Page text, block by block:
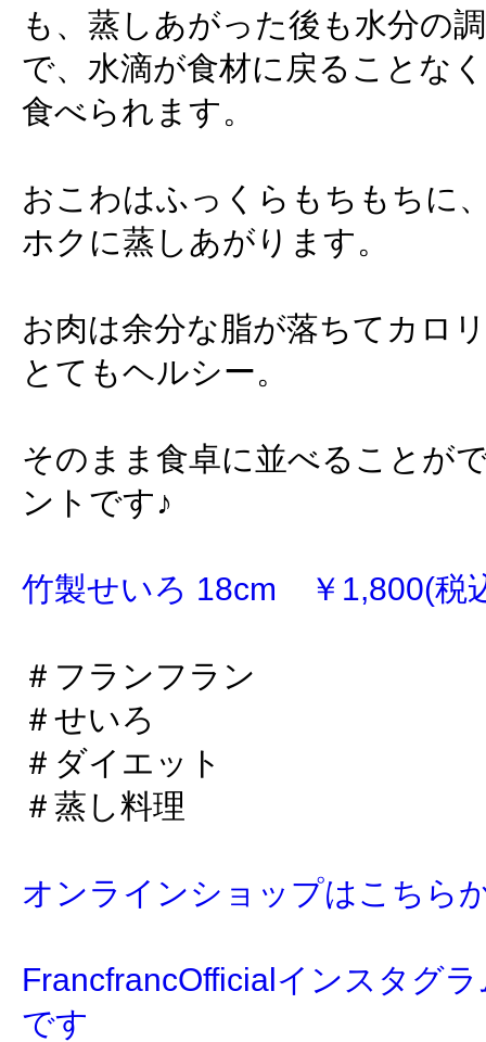
も、蒸しあがった後も水分の
で、水滴が食材に戻ることな
食べられます。
おこわはふっくらもちもちに
ホクに蒸しあがります。
お肉は余分な脂が落ちてカロ
とてもヘルシー。
そのまま食卓に並べることが
ントです♪
竹製せいろ 18cm ￥1,800(税
＃フランフラン
＃せいろ
＃ダイエット
＃蒸し料理
オンラインショップはこちら
FrancfrancOfficialインスタグ
です